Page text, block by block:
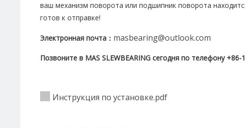
ваш механизм поворота или подшипник поворота
готов к отправке!
Электронная почта ： masbearing@outlook.com
Позвоните в MAS SLEWBEARING сегодня по телефону +86-
Инструкция по установке.pdf